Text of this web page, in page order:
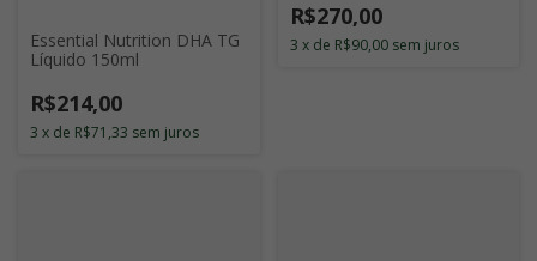
Essential Nutrition DHA TG
Líquido 150ml
R$214,00
3 x de R$71,33 sem juros
R$270,00
3 x de R$90,00 sem juros